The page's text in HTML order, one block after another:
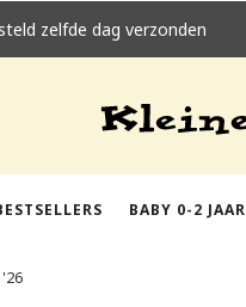
BABY 0-2 JAAR
zelfde dag verzonden